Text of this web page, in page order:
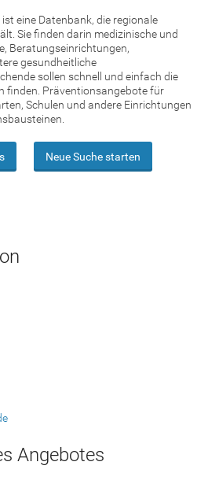
eine Datenbank, die regionale
Sie finden darin medizinische und
Beratungseinrichtungen,
gesundheitliche
sollen schnell und einfach die
finden. Präventionsangebote für
Schulen und andere Einrichtungen
Neue Suche starten
Angebotes